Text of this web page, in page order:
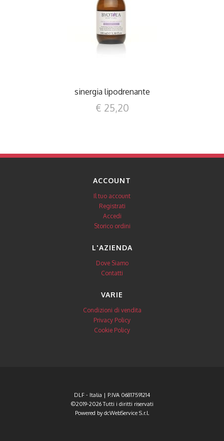
DETTAGLI
sinergia lipodrenante
€ 25,20
ACCOUNT
Il tuo account
Registrati
Accedi
Storico ordini
L'AZIENDA
Dove Siamo
Contatti
VARIE
Condizioni di vendita
Privacy Policy
Cookie Policy
DLF - Italia | P.IVA 06817591214
©2019-2026 Tutti i diritti riservati
Powered bydcWebService S.r.l.